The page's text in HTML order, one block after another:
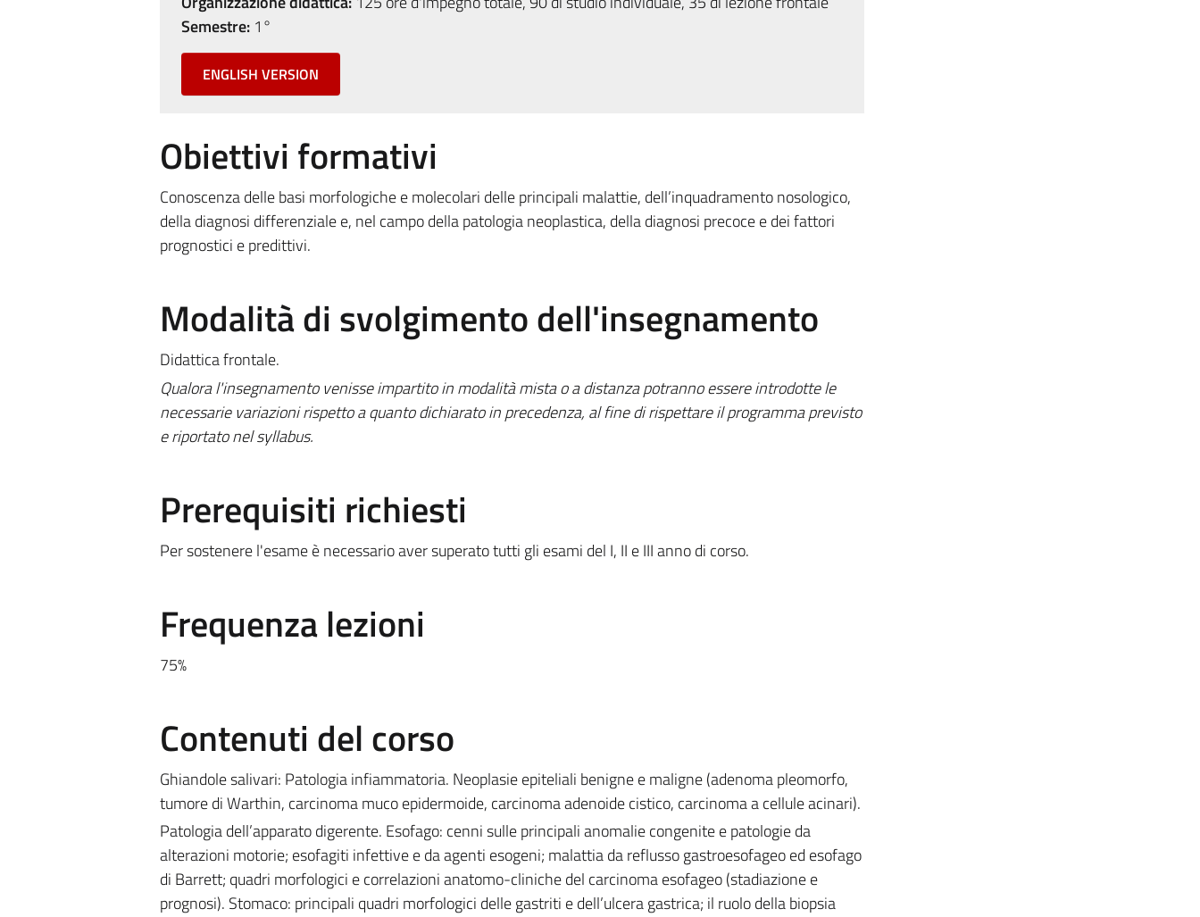
Semestre:1°
ENGLISH VERSION
Obiettivi formativi
Conoscenza delle basi morfologiche e molecolari delle principali malattie, dell’inquadramento nosologico,
della diagnosi differenziale e, nel campo della patologia neoplastica, della diagnosi precoce e dei fattori
prognostici e predittivi.
Modalità di svolgimento dell'insegnamento
Didattica frontale.
Qualora l'insegnamento venisse impartito in modalità mista o a distanza potranno essere introdotte le
necessarie variazioni rispetto a quanto dichiarato in precedenza, al fine di rispettare il programma previsto
e riportato nel syllabus.
Prerequisiti richiesti
Per sostenere l'esame è necessario aver superato tutti gli esami del I, II e III anno di corso.
Frequenza lezioni
75%
Contenuti del corso
Ghiandole salivari: Patologia infiammatoria. Neoplasie epiteliali benigne e maligne (adenoma pleomorfo,
tumore di Warthin, carcinoma muco epidermoide, carcinoma adenoide cistico, carcinoma a cellule acinari).
Patologia dell’apparato digerente. Esofago: cenni sulle principali anomalie congenite e patologie da
alterazioni motorie; esofagiti infettive e da agenti esogeni; malattia da reflusso gastroesofageo ed esofago
di Barrett; quadri morfologici e correlazioni anatomo-cliniche del carcinoma esofageo (stadiazione e
prognosi). Stomaco: principali quadri morfologici delle gastriti e dell’ulcera gastrica; il ruolo della biopsia